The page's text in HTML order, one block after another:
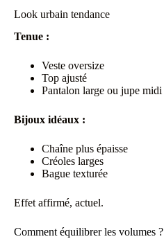
Look urbain tendance
Tenue :
Veste oversize
Top ajusté
Pantalon large ou jupe midi
Bijoux idéaux :
Chaîne plus épaisse
Créoles larges
Bague texturée
Effet affirmé, actuel.
Comment équilibrer les volumes ?